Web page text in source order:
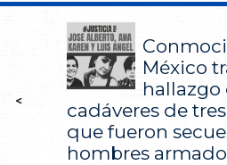
<
México
hallazgo
cadáveres de
que fueron
hombres